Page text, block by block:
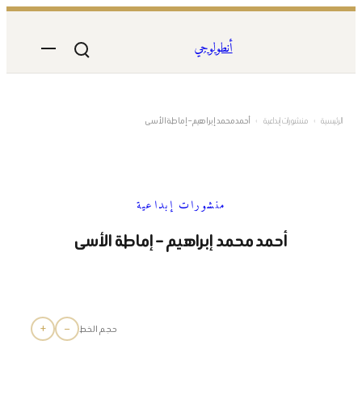
المحتوى
أنطولوجي
الرئيسية › منشورات إبداعية › أحمد محمد إبراهيم – إماطة الأسى
منشورات إبداعية
أحمد محمد إبراهيم – إماطة الأسى
حجم الخط −
+